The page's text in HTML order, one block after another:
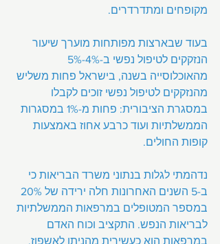
מקופחים ומתדרדרים.
בעוד שבארצות מפותחות מוערך שיעור
מהאוכלוסייה בשנה, בישראל פחות משליש
מהנזקקים לטיפול נפשי זוכים לקבלו
במסגרת הציבורית: פחות מ-1% במסגרות
הממשלתיות ועוד כרבע אחוז באמצעות
קופות החולים.
נדהמתי לגלות בנתוני משרד הבריאות כי
במספר המטופלים במרפאות הממשלתיות
לבריאות הנפש. התקציב וכוח האדם
במרפאות הוא כעשירית מהניתן לאשפוז,